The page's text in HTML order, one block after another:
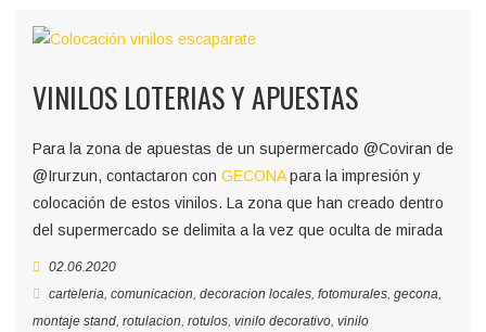
VINILOS LOTERIAS Y APUESTAS
Para la zona de apuestas de un supermercado @Coviran de
@Irurzun, contactaron con GECONApara la impresión y
colocación de estos vinilos. La zona que han creado dentro
del supermercado se delimita a la vez que oculta de mirada
02.06.2020
carteleria, comunicacion, decoracion locales, fotomurales, gecona,
montaje stand, rotulacion, rotulos, vinilo decorativo, vinilo